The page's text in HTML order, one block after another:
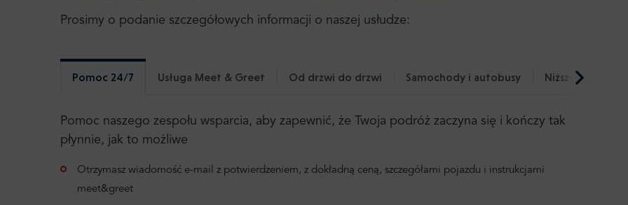
Prosimy o podanie szczegółowych informacji o naszej usłudze:
Pomoc 24/7 Usługa Meet & Greet Od drzwi do drzwi Samochody i autobusy Niższy ślad
Pomoc naszego zespołu wsparcia, aby zapewnić, że Twoja podróż zaczyna się i kończy tak
płynnie, jak to możliwe
Otrzymasz wiadomość e-mail z potwierdzeniem, z dokładną ceną, szczegółami pojazdu i instrukcjami
meet&greet